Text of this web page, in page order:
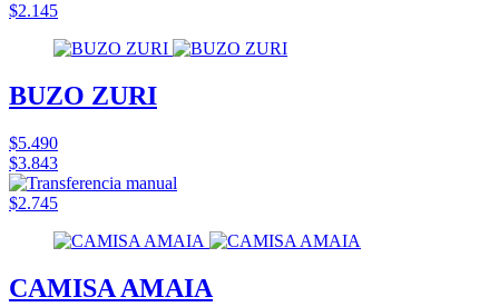
$2.145
BUZO ZURI
$5.490
$3.843
$2.745
CAMISA AMAIA